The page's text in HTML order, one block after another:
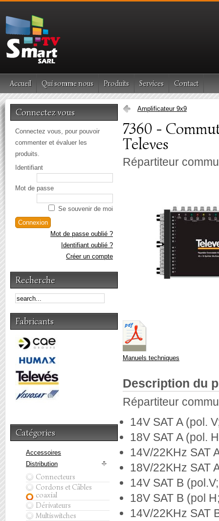
Accueil Qui somme nous Produits Services Contact
Connectez vous
Connectez vous, pour pouvoir
commenter et évaluer les
produits.
Identifiant
Mot de passe
Se souvenir de moi
Mot de passe oublié ?
Identifiant oublié ?
Créer un compte
Recherche
Fabricants
Catégories
Accessoires
Distribution
Connecteurs
Cordons et Câbles
coaxial
Dérivateurs
Multiswitches
Amplificateur 9x9
7360 -
Televes
Répartiteur
Manuels techniques
Description du
Répartiteur
14V SAT A (pol.
18V SAT A (pol.
14V/22KHz SAT
18V/22KHz SAT
14V SAT B
18V SAT B (pol
14V/22KHz SAT